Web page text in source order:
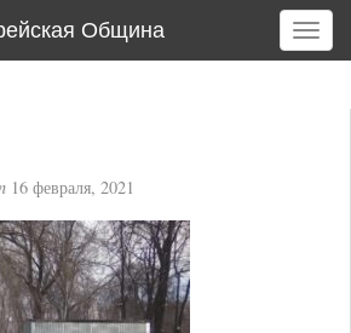
Община
T
o
16 февраля, 2021